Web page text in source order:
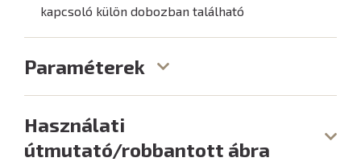
kapcsoló külön dobozban található
Paraméterek
Használati
útmutató/robbantott ábra